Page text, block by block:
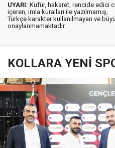
UYARI: Küfür, hakaret, rencide edici
içeren, imla kuralları ile yazılmamış,
Türkçe karakter kullanılmayan ve
onaylanmamaktadır.
KOLLARA YENİ